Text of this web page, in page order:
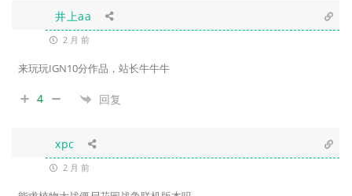
井上aa
2 月 前
来玩玩IGN10分作品，站长牛牛牛
4 回复
xpc
2 月 前